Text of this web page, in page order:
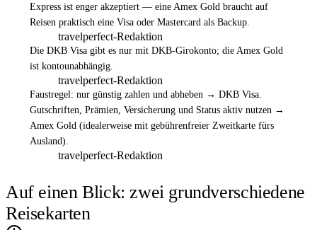
Express ist enger akzeptiert — eine Amex Gold braucht auf
Reisen praktisch eine Visa oder Mastercard als Backup.
travelperfect-Redaktion
Die DKB Visa gibt es nur mit DKB-Girokonto; die Amex Gold
ist kontounabhängig.
travelperfect-Redaktion
Faustregel: nur günstig zahlen und abheben → DKB Visa.
Gutschriften, Prämien, Versicherung und Status aktiv nutzen →
Amex Gold (idealerweise mit gebührenfreier Zweitkarte fürs
Ausland).
travelperfect-Redaktion
Auf einen Blick: zwei grundverschiedene
Reisekarten